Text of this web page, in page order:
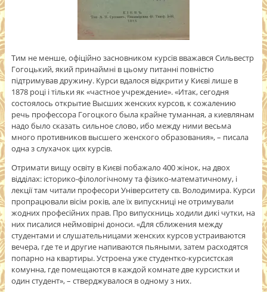
Тим не менше, офіційно засновником курсів вважався Сильвестр
Гогоцький, який принаймні в цьому питанні повністю
підтримував дружину. Курси вдалося відкрити у Києві лише в
1878 році і тільки як «частное учреждение». «Итак, сегодня
состоялось открытие Высших женских курсов, к сожалению
речь профессора Гогоцкого была крайне туманная, а киевлянам
надо было сказать сильное слово, ибо между ними весьма
много противников высшего женского образования», – писала
одна з слухачок цих курсів.
Отримати вищу освіту в Києві побажало 400 жінок, на двох
відділах: історико-філологічному та фізико-математичному, і
лекції там читали професори Університету св. Володимира. Курси
пропрацювали вісім років, але їх випускниці не отримували
жодних професійних прав. Про випускниць ходили дикі чутки, на
них писалися неймовірні доноси. «Для сближения между
студентами и слушательницами женских курсов устраиваются
вечера, где те и другие напиваются пьяными, затем расходятся
попарно на квартиры. Устроена уже студентко-курсистская
комунна, где помещаются в каждой комнате две курсистки и
один студент», – стверджувалося в одному з них.